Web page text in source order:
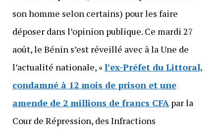
son homme selon certains) pour les faire
déposer dans l’opinion publique. Ce mardi 27
août, le Bénin s’est réveillé avec à la Une de
l’actualité nationale, «l’ex-Préfet du Littoral,
condamné à 12 mois de prison et une
amende de 2 millions de francs CFApar la
Cour de Répression, des Infractions